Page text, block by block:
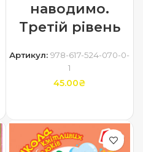
наводимо.
Третій рівень
Артикул:978-617-524-070-0-
1
45.00₴